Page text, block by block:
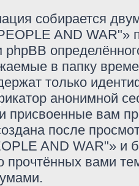
собирается
AND WAR"»
phpBB
в папку
только
анонимной
присвоенные вам
после
AND WAR"» и
прочтённых вами